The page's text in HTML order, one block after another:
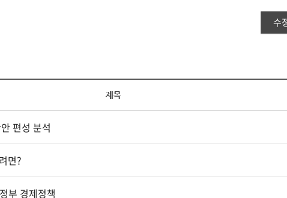
수
제목
편성 분석
면?
부 경제정책